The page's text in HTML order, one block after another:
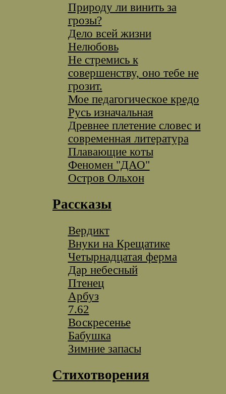
Природу ли винить за
грозы?
Дело всей жизни
Нелюбовь
Не стремись к
совершенству, оно тебе не
грозит.
Мое педагогическое кредо
Русь изначальная
Древнее плетение словес и
современная литература
Плавающие коты
Феномен "ДАО"
Остров Ольхон
Рассказы
Вердикт
Внуки на Крещатике
Четырнадцатая ферма
Дар небесный
Птенец
Арбуз
7.62
Воскресенье
Бабушка
Зимние запасы
Стихотворения